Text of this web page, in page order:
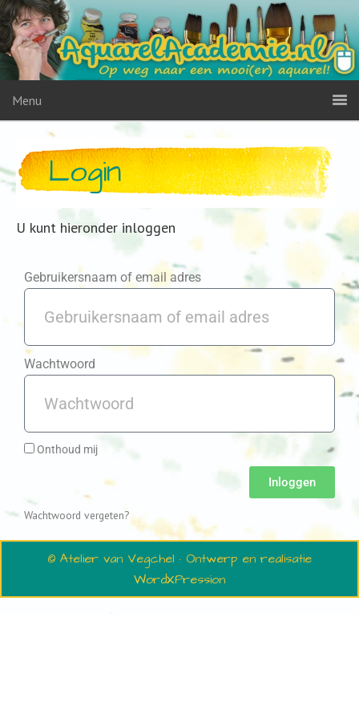
Menu
Login
U kunt hieronder inloggen
Gebruikersnaam of email adres
Wachtwoord
Onthoud mij
Inloggen
Wachtwoord vergeten?
© Atelier van Vegchel · Ontwerp en realisatie
WordXPression